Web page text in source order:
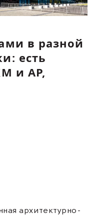
в разной
есть
и АР,
архитектурно-